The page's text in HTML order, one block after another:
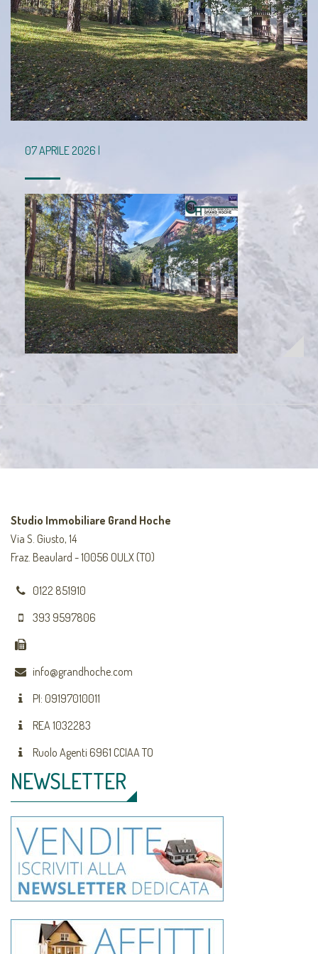
07 APRILE 2026 |
Studio Immobiliare Grand Hoche
Via S. Giusto, 14
Fraz. Beaulard - 10056 OULX (TO)
0122 851910
393 9597806
info@grandhoche.com
PI: 09197010011
REA 1032283
Ruolo Agenti 6961 CCIAA TO
NEWSLETTER